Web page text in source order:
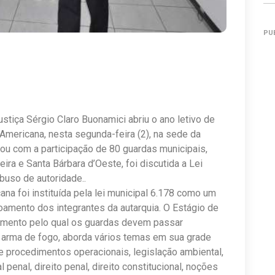
Sérgio Claro Buonamici abriu o ano letivo de
nesta segunda-feira (2), na sede da
com a participação de 80 guardas municipais,
e Santa Bárbara d’Oeste, foi discutida a Lei
de autoridade..
foi instituída pela lei municipal 6.178 como um
dos integrantes da autarquia. O Estágio de
pelo qual os guardas devem passar
de fogo, aborda vários temas em sua grade
procedimentos operacionais, legislação ambiental,
direito penal, direito constitucional, noções